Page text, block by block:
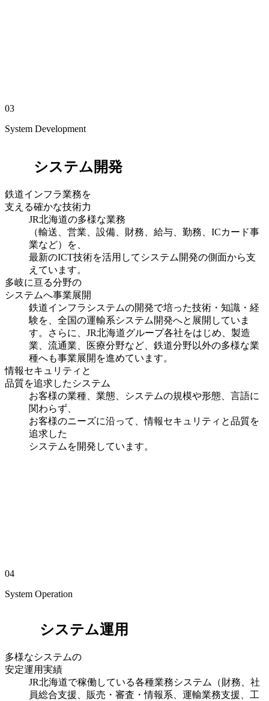
03
System Development
システム開発
鉄道インフラ業務を
支える確かな技術力
JR北海道の多様な業務
（輸送、営業、設備、財務、給与、勤務、ICカード事
業など）を、
最新のICT技術を活用してシステム開発の側面から支
えています。
多岐に亘る分野の
システムへ事業展開
鉄道インフラシステムの開発で培った技術・知識・経
験を、全国の運輸系システム開発へと展開していま
す。さらに、JR北海道グループ各社をはじめ、製造
業、流通業、医療分野など、鉄道分野以外の多様な業
種へも事業展開を進めています。
情報セキュリティと
品質を追求したシステム
お客様の業種、業態、システムの規模や形態、言語に
関わらず、
お客様のニーズに沿って、情報セキュリティと品質を
追求した
システムを開発しています。
04
System Operation
システム運用
多様なシステムの
安定運用実績
JR北海道で稼働している各種業務システム（財務、社
員総合支援、販売・審査・情報系、運輸業務支援、工